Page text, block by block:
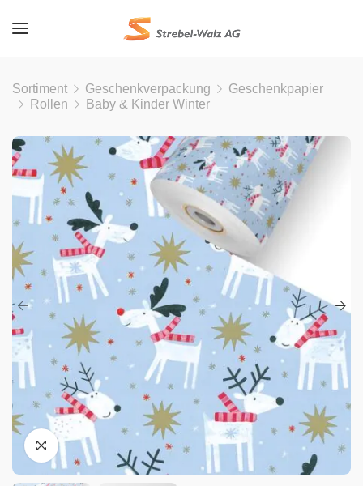
Sortiment Geschenkverpackung
Geschenkpapier
Rollen
Baby & Kinder Winter